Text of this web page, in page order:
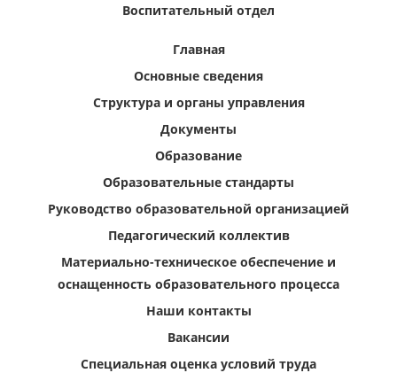
Воспитательный отдел
Главная
Основные сведения
Структура и органы управления
Документы
Образование
Образовательные стандарты
Руководство образовательной организацией
Педагогический коллектив
Материально-техническое обеспечение и
оснащенность образовательного процесса
Наши контакты
Вакансии
Специальная оценка условий труда